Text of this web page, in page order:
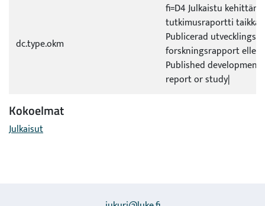
dc.type.okm
fi=D4 Julkaistu
tutkimusraportti taikka
Publicerad utvecklings-
forskningsrapport eller
Published development
report or study|
Kokoelmat
Julkaisut